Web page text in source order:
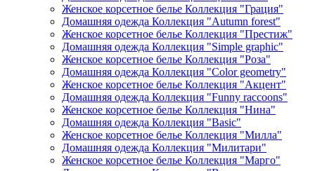
Женское корсетное белье Коллекция "Грация"
Домашняя одежда Коллекция "Autumn forest"
Женское корсетное белье Коллекция "Престиж"
Домашняя одежда Коллекция "Simple graphic"
Женское корсетное белье Коллекция "Роза"
Домашняя одежда Коллекция "Color geometry"
Женское корсетное белье Коллекция "Акцент"
Домашняя одежда Коллекция "Funny raccoons"
Женское корсетное белье Коллекция "Нина"
Домашняя одежда Коллекция "Basic"
Женское корсетное белье Коллекция "Милла"
Домашняя одежда Коллекция "Милитари"
Женское корсетное белье Коллекция "Марго"